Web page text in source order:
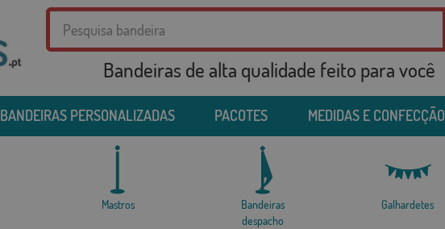
Bandeiras de alta qualidade feito para você
BANDEIRAS PERSONALIZADAS PACOTES MEDIDAS E CONFECÇÃO
Mastros
Bandeiras
despacho
Galhardetes